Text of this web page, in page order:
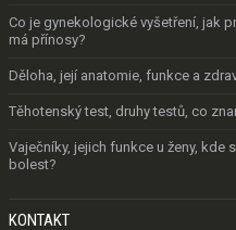
Co je gynekologické vyšetření, jak
má přínosy?
Děloha, její anatomie, funkce a
Těhotenský test, druhy testů, co
Vaječníky, jejich funkce u ženy, kde
bolest?
KONTAKT